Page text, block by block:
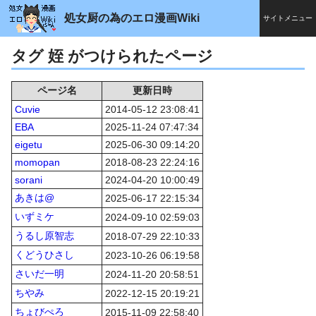
サイトメニュー
処女厨の為のエロ漫画Wiki
タグ 姪 がつけられたページ
ページ名
更新日時
Cuvie
2014-05-12 23:08:41
EBA
2025-11-24 07:47:34
eigetu
2025-06-30 09:14:20
momopan
2018-08-23 22:24:16
sorani
2024-04-20 10:00:49
あきは@
2025-06-17 22:15:34
いずミケ
2024-09-10 02:59:03
うるし原智志
2018-07-29 22:10:33
くどうひさし
2023-10-26 06:19:58
さいだ一明
2024-11-20 20:58:51
ちやみ
2022-12-15 20:19:21
ちょびぺろ
2015-11-09 22:58:40